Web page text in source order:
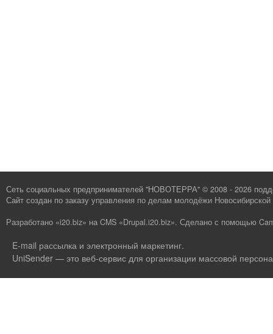
Сеть социальных предпринимателей "НОВОТЕРРА" © 2008 - 2026
Сайт создан по заказу управления по делам молодёжи Новосибирской
Разработано «i20.biz» на CMS «Drupal.i20.biz». Сделано с помощью
E-mail рассылка и электронный маркетинг.
UniSender — это веб-сервис для организации массовой